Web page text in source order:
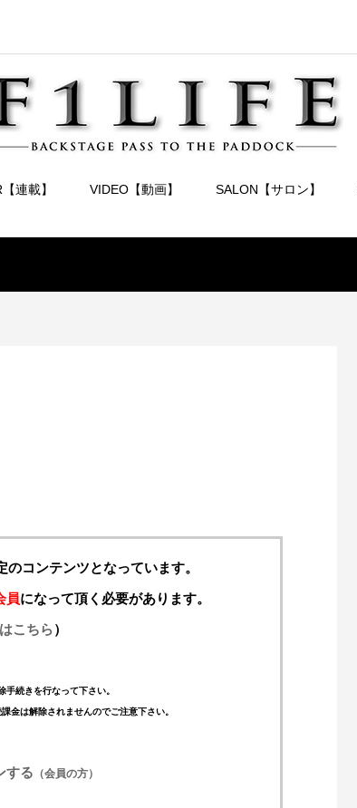
連載】 VIDEO【動画】 SALON【サロン】
コンテンツとなっています。
員になって頂く必要があります。
こちら）
続きを行なって下さい。
金は解除されませんのでご注意下さい。
する （会員の方）
【特別記事】レーシングブルズ、